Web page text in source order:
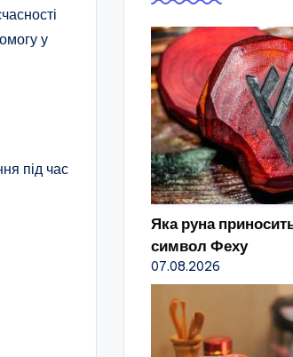
у
під час
Яка руна
символ Феху
07.08.2026